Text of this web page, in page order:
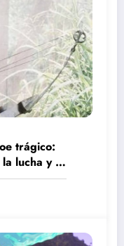
trágico:
la lucha y la